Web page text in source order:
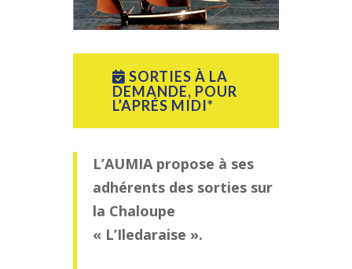
SORTIES À LA
DEMANDE, POUR
L’APRÉS MIDI*
L’AUMIA propose à ses
adhérents des sorties sur
la Chaloupe
« L’Iledaraise ».